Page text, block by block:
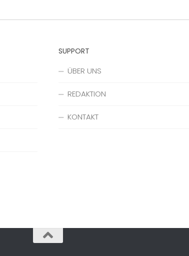
SUPPORT
ÜBER UNS
REDAKTION
KONTAKT